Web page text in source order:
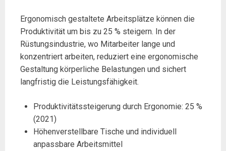
Ergonomisch gestaltete Arbeitsplätze können die
Produktivität um bis zu 25 % steigern. In der
Rüstungsindustrie, wo Mitarbeiter lange und
konzentriert arbeiten, reduziert eine ergonomische
Gestaltung körperliche Belastungen und sichert
langfristig die Leistungsfähigkeit.
Produktivitätssteigerung durch Ergonomie: 25 %
(2021)
Höhenverstellbare Tische und individuell
anpassbare Arbeitsmittel